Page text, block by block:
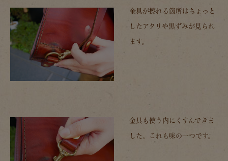
金具が擦れる箇所はちょっと
したアタリや黒ずみが見られ
ます。
金具も使う内にくすんできま
した。これも味の一つです。